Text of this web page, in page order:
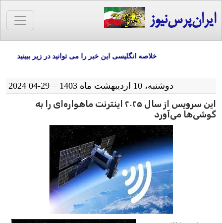
ایران‌پرس‌نیوز
خلاصه انگلیسی این خبر را می توانید در زیر ببینید
دوشنبه، 10 اردیبهشت ماه 1403 = 29-04 2024
این سرویس از سال ۲۰۲۵ اینترنت ماهواره‌ای را به
گوشی‌ها می‌آورد